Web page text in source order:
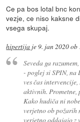
Ce pa bos lotal bnc
vezje, ce niso kaksne
vsega skupaj.
hipertija je9. jan 2020 ob
Seveda ga
- poglej si SPIN, na
ves čas
aktivnih. Prometne,
Kako hudiča ni
verjetno ob požarih
verjetno oddajajo z